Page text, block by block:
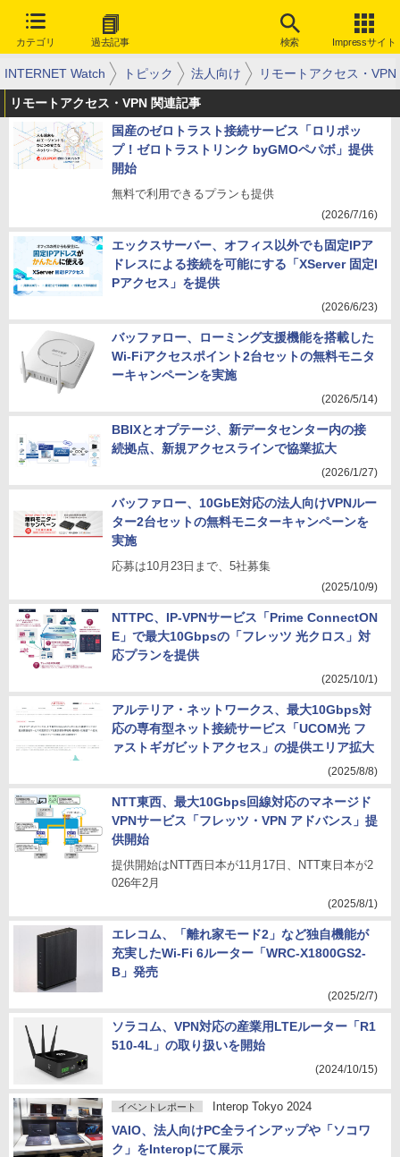
カテゴリ 過去記事 検索 Impressサイト
INTERNET Watch トピック 法人向け リモートアクセス・VPN
リモートアクセス・VPN 関連記事
国産のゼロトラスト接続サービス「ロリポッ
プ！ゼロトラストリンク byGMOペパボ」提供
開始
無料で利用できるプランも提供
(2026/7/16)
エックスサーバー、オフィス以外でも固定IPア
ドレスによる接続を可能にする「XServer 固定I
Pアクセス」を提供
(2026/6/23)
バッファロー、ローミング支援機能を搭載した
Wi-Fiアクセスポイント2台セットの無料モニタ
ーキャンペーンを実施
(2026/5/14)
BBIXとオプテージ、新データセンター内の接
続拠点、新規アクセスラインで協業拡大
(2026/1/27)
バッファロー、10GbE対応の法人向けVPNルー
ター2台セットの無料モニターキャンペーンを
実施
応募は10月23日まで、5社募集
(2025/10/9)
NTTPC、IP-VPNサービス「Prime ConnectON
E」で最大10Gbpsの「フレッツ 光クロス」対
応プランを提供
(2025/10/1)
アルテリア・ネットワークス、最大10Gbps対
応の専有型ネット接続サービス「UCOM光 フ
ァストギガビットアクセス」の提供エリア拡大
(2025/8/8)
NTT東西、最大10Gbps回線対応のマネージド
VPNサービス「フレッツ・VPN アドバンス」提
供開始
提供開始はNTT西日本が11月17日、NTT東日本が2
026年2月
(2025/8/1)
エレコム、「離れ家モード2」など独自機能が
充実したWi-Fi 6ルーター「WRC-X1800GS2-
B」発売
(2025/2/7)
ソラコム、VPN対応の産業用LTEルーター「R1
510-4L」の取り扱いを開始
(2024/10/15)
イベントレポート Interop Tokyo 2024
VAIO、法人向けPC全ラインアップや「ソコワ
ク」をInteropにて展示